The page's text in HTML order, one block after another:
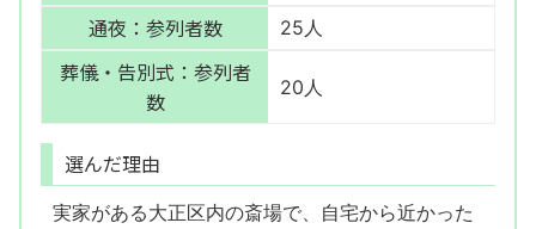
通夜：参列者数 25人
葬儀・告別式：参列者
数
20人
選んだ理由
実家がある大正区内の斎場で、自宅から近かった